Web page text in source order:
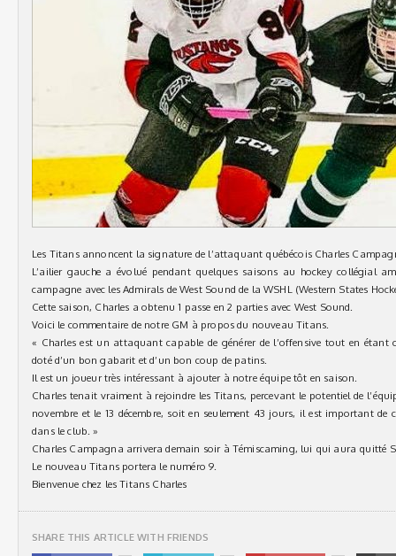
Les Titans annoncent la signature de l’attaquant québécois Charles
L’ailier gauche a évolué pendant quelques saisons au hockey collégial
campagne avec les Admirals de West Sound de la WSHL (Western States
Cette saison, Charles a obtenu 1 passe en 2 parties avec West Sound.
Voici le commentaire de notre GM à propos du nouveau Titans.
« Charles est un attaquant capable de générer de l’offensive tout en étant
doté d’un bon gabarit et d’un bon coup de patins.
Il est un joueur très intéressant à ajouter à notre équipe tôt en saison.
Charles tenait vraiment à rejoindre les Titans, percevant le potentiel de
novembre et le 13 décembre, soit en seulement 43 jours, il est important
dans le club. »
Charles Campagna arrivera demain soir à Témiscaming, lui qui aura quitté
Le nouveau Titans portera le numéro 9.
Bienvenue chez les Titans Charles
SHARE THIS ARTICLE WITH FRIENDS